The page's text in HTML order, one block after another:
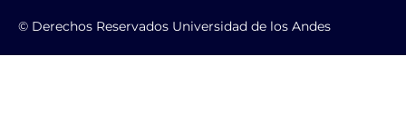
© Derechos Reservados Universidad de los Andes